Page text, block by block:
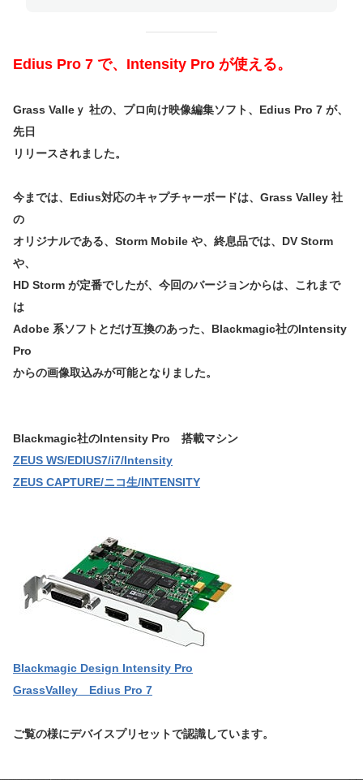
Edius Pro 7 で、Intensity Pro が使える。
Grass Valleｙ 社の、プロ向け映像編集ソフト、Edius Pro 7 が、
先日
リリースされました。
今までは、Edius対応のキャプチャーボードは、Grass Valley 社
の
オリジナルである、Storm Mobile や、終息品では、DV Storm
や、
HD Storm が定番でしたが、今回のバージョンからは、これまで
は
Adobe 系ソフトとだけ互換のあった、Blackmagic社のIntensity
Pro
からの画像取込みが可能となりました。
Blackmagic社のIntensity Pro 搭載マシン
ZEUS WS/EDIUS7/i7/Intensity
ZEUS CAPTURE/ニコ生/INTENSITY
Blackmagic Design Intensity Pro
GrassValley Edius Pro 7
ご覧の様にデバイスプリセットで認識しています。